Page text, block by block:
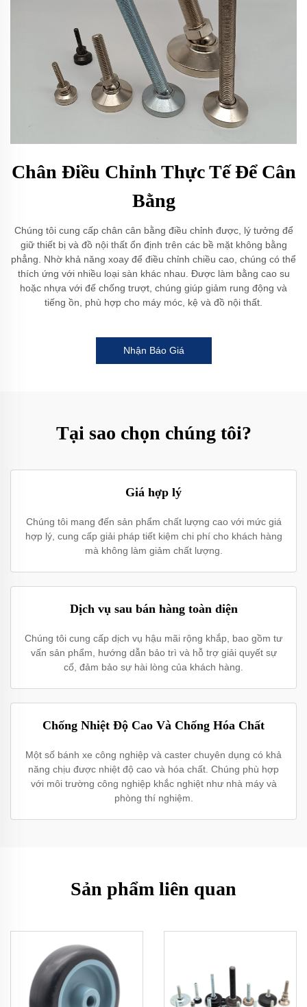
Chân Điều Chỉnh Thực Tế Để Cân
Bằng
Chúng tôi cung cấp chân cân bằng điều chỉnh được, lý tưởng để
giữ thiết bị và đồ nội thất ổn định trên các bề mặt không bằng
phẳng. Nhờ khả năng xoay để điều chỉnh chiều cao, chúng có thể
thích ứng với nhiều loại sàn khác nhau. Được làm bằng cao su
hoặc nhựa với đế chống trượt, chúng giúp giảm rung động và
tiếng ồn, phù hợp cho máy móc, kệ và đồ nội thất.
Nhận Báo Giá
Tại sao chọn chúng tôi?
Giá hợp lý
Chúng tôi mang đến sản phẩm chất lượng cao với mức giá
hợp lý, cung cấp giải pháp tiết kiệm chi phí cho khách hàng
mà không làm giảm chất lượng.
Dịch vụ sau bán hàng toàn diện
Chúng tôi cung cấp dịch vụ hậu mãi rộng khắp, bao gồm tư
vấn sản phẩm, hướng dẫn bảo trì và hỗ trợ giải quyết sự
cố, đảm bảo sự hài lòng của khách hàng.
Chống Nhiệt Độ Cao Và Chống Hóa Chất
Một số bánh xe công nghiệp và caster chuyên dụng có khả
năng chịu được nhiệt độ cao và hóa chất. Chúng phù hợp
với môi trường công nghiệp khắc nghiệt như nhà máy và
phòng thí nghiệm.
Sản phẩm liên quan